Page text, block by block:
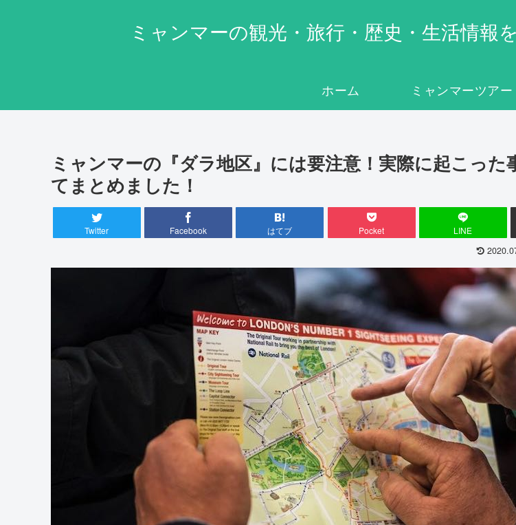
ミャンマーの観光・旅行・歴史・生活情報
ホーム ミャンマーツアー
ミャンマーの『ダラ地区』には要注意！実際に起こった
てまとめました！
Twitter Facebook はてブ Pocket LINE